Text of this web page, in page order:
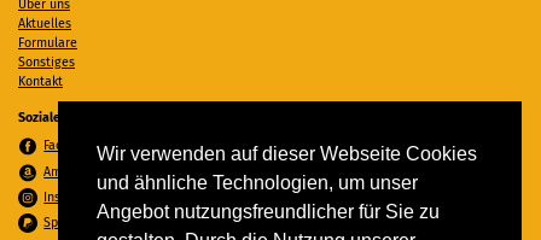
Wir verwenden auf dieser Webseite Cookies
und ähnliche Technologien, um unser
Angebot nutzungsfreundlicher für Sie zu
Über uns
Aktuelles
Formulare
Sonstiges
Kontakt
Soziale Medien
Facebook
Amazon Wunschzettel
Instagram
Spenden per PayPal